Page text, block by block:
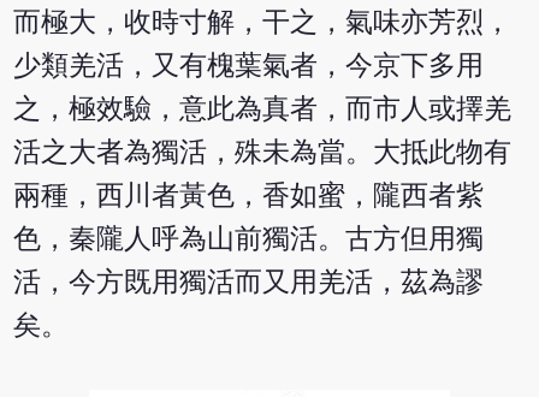
而極大，收時寸解，干之，氣味亦芳烈，
少類羌活，又有槐葉氣者，今京下多用
之，極效驗，意此為真者，而市人或擇羌
活之大者為獨活，殊未為當。大抵此物有
兩種，西川者黃色，香如蜜，隴西者紫
色，秦隴人呼為山前獨活。古方但用獨
活，今方既用獨活而又用羌活，茲為謬
矣。